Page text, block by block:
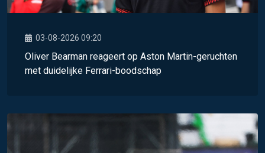
03-08-2026 09:20
Oliver Bearman reageert op Aston Martin-geruchten
met duidelijke Ferrari-boodschap